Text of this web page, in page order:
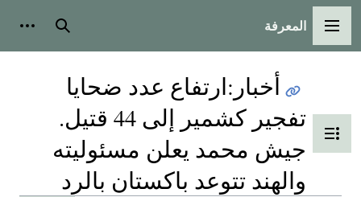
القائمة الرئيسية
المعرفة بحث
تبديل عرض جدول المحتويات
أخبار :ارتفاع عدد ضحايا
تفجير كشمير إلى 44 قتيل.
جيش محمد يعلن مسئوليته
والهند تتوعد باكستان بالرد